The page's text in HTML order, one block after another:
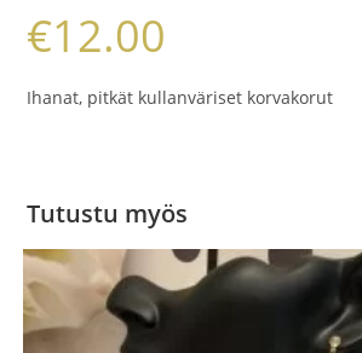
€12.00
Ihanat, pitkät kullanväriset korvakorut
Tutustu myös